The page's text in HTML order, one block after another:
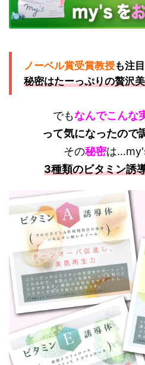
ノーベル賞受賞教授も注
秘密はたーっぷりの贅沢
でもなんでこんな
って気になったので
その秘密は
3種類のビタミン誘